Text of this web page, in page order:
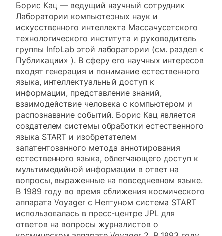
Борис Кац — ведущий научный сотрудник
Лаборатории компьютерных наук и
искусственного интеллекта Массачусетского
технологического института и руководитель
группы InfoLab этой лаборатории (см. раздел «
Публикации» ). В сферу его научных интересов
входят генерация и понимание естественного
языка, интеллектуальный доступ к
информации, представление знаний,
взаимодействие человека с компьютером и
распознавание событий. Борис Кац является
создателем системы обработки естественного
языка START и изобретателем
запатентованного метода аннотирования
естественного языка, облегчающего доступ к
мультимедийной информации в ответ на
вопросы, выраженные на повседневном языке.
В 1989 году во время сближения космического
аппарата Voyager с Нептуном система START
использовалась в пресс-центре JPL для
ответов на вопросы журналистов о